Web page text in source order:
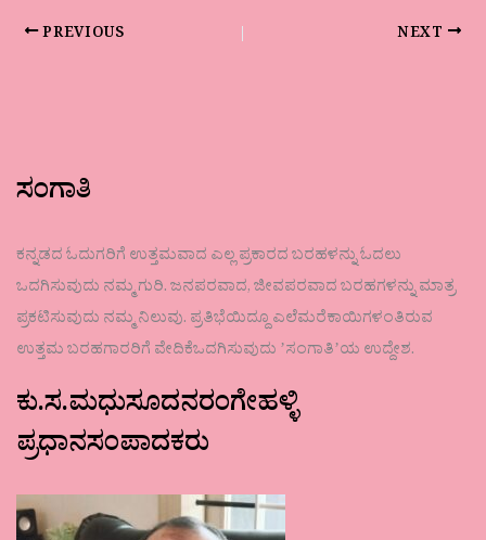
PREVIOUS NEXT
ಸಂಗಾತಿ
ಕನ್ನಡದ ಓದುಗರಿಗೆ ಉತ್ತಮವಾದ ಎಲ್ಲ ಪ್ರಕಾರದ ಬರಹಳನ್ನು ಓದಲು
ಒದಗಿಸುವುದು ನಮ್ಮ ಗುರಿ. ಜನಪರವಾದ, ಜೀವಪರವಾದ ಬರಹಗಳನ್ನು ಮಾತ್ರ
ಪ್ರಕಟಿಸುವುದು ನಮ್ಮ ನಿಲುವು. ಪ್ರತಿಭೆಯಿದ್ದೂ ಎಲೆಮರೆಕಾಯಿಗಳಂತಿರುವ
ಉತ್ತಮ ಬರಹಗಾರರಿಗೆ ವೇದಿಕೆಒದಗಿಸುವುದು ʼಸಂಗಾತಿʼಯ ಉದ್ದೇಶ.
ಕು.ಸ.ಮಧುಸೂದನರಂಗೇಹಳ್ಳಿ
ಪ್ರಧಾನಸಂಪಾದಕರು